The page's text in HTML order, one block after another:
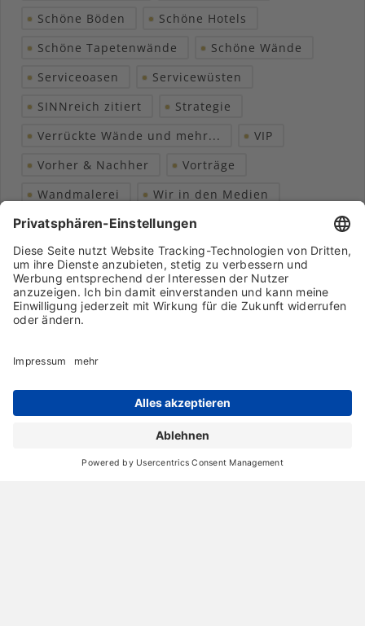
Schöne Böden
Schöne Hotels
Schöne Tapetenwände
Schöne Wände
Serviceoasen
Servicewüsten
SINNreich zitiert
Strategie
Verrückte Wände und mehr...
VIP
Vorher & Nachher
Vorträge
Wandmalerei
Wir in den Medien
Wohngesundheit
Markenpartner